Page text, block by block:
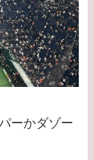
ーかダゾー